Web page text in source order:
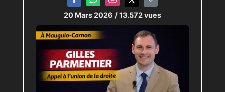
20 Mars 2026 / 13.572 vues